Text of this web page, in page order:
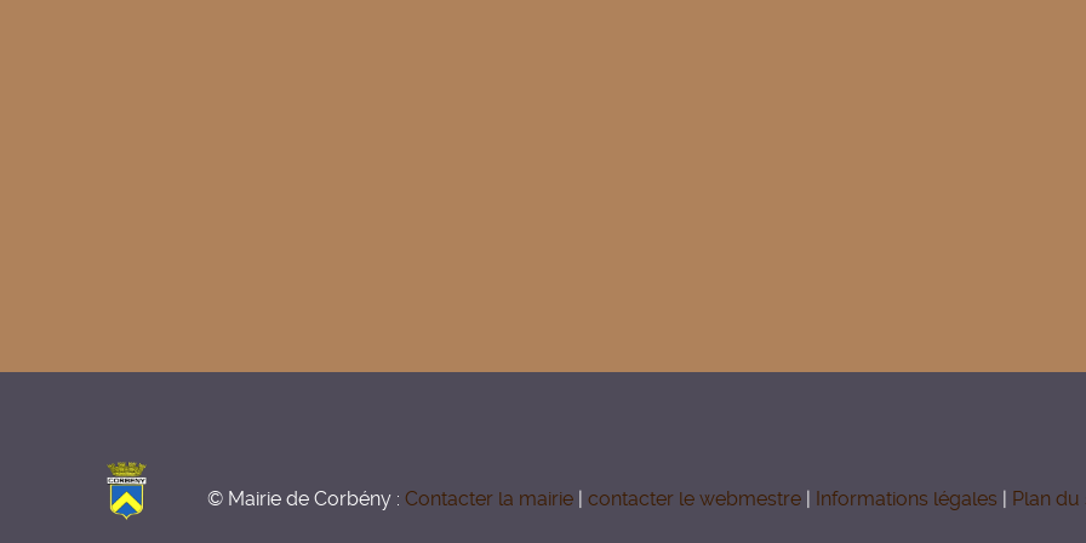
© Mairie de Corbény : Contacter la mairie | contacter le webmestre | Informations légales | Plan du